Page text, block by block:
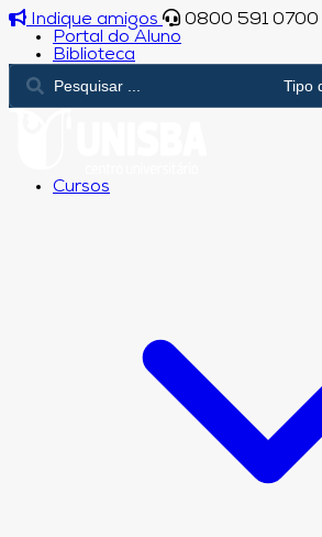
Indique amigos
0800 591 0700
Portal do Aluno
Biblioteca
Cursos